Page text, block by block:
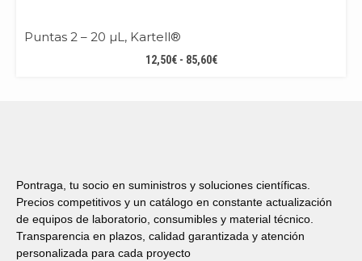
Puntas 2 – 20 µL, Kartell®
12,50€ - 85,60€RANGO
Pontraga, tu socio en suministros y soluciones científicas.
Precios competitivos y un catálogo en constante actualización
de equipos de laboratorio, consumibles y material técnico.
Transparencia en plazos, calidad garantizada y atención
personalizada para cada proyecto